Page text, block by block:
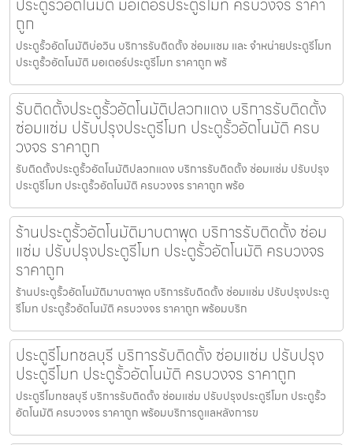
ถูก
ประตูรั้วอัตโนมัติบ่อวิน บริการรับติดตั้ง ซ่อมแซม และ จำหน่ายประตูรีโมท
ประตูรั้วอัตโนมัติ มอเตอร์ประตูรีโมท ราคาถูก พร้
รับติดตั้งประตูรั้วอัตโนมัติปลวกแดง บริการรับติดตั้ง
ซ่อมแซ่ม ปรับปรุงประตูรีโมท ประตูรั้วอัตโนมัติ ครบ
วงจร ราคาถูก
รับติดตั้งประตูรั้วอัตโนมัติปลวกแดง บริการรับติดตั้ง ซ่อมแซ่ม ปรับปรุง
ประตูรีโมท ประตูรั้วอัตโนมัติ ครบวงจร ราคาถูก พร้อ
ร้านประตูรั้วอัตโนมัติมาบตาพุด บริการรับติดตั้ง ซ่อม
แซ่ม ปรับปรุงประตูรีโมท ประตูรั้วอัตโนมัติ ครบวงจร
ราคาถูก
ร้านประตูรั้วอัตโนมัติมาบตาพุด บริการรับติดตั้ง ซ่อมแซ่ม ปรับปรุงประตู
รีโมท ประตูรั้วอัตโนมัติ ครบวงจร ราคาถูก พร้อมบริก
ประตูรีโมทชลบุรี บริการรับติดตั้ง ซ่อมแซ่ม ปรับปรุง
ประตูรีโมท ประตูรั้วอัตโนมัติ ครบวงจร ราคาถูก
ประตูรีโมทชลบุรี บริการรับติดตั้ง ซ่อมแซ่ม ปรับปรุงประตูรีโมท ประตูรั้ว
อัตโนมัติ ครบวงจร ราคาถูก พร้อมบริการดูแลหลังการข